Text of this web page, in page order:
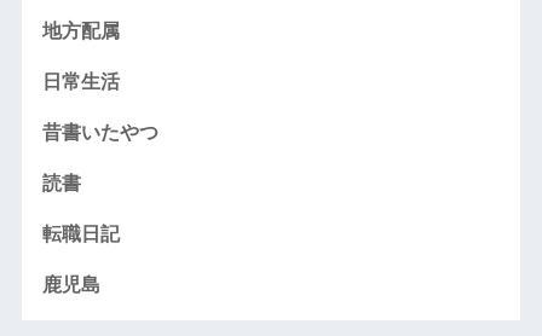
地方配属
日常生活
昔書いたやつ
読書
転職日記
鹿児島